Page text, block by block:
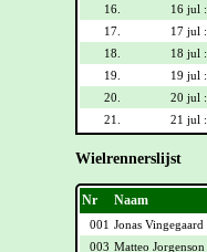
16.
16 jul :
17.
17 jul :
18.
18 jul :
19.
19 jul :
20.
20 jul :
21.
21 jul :
Wielrennerslijst
Nr Naam
001 Jonas Vingegaard
003 Matteo Jorgenson